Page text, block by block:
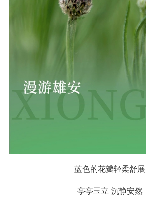
蓝色的花瓣轻柔舒展
亭亭玉立 沉静安然